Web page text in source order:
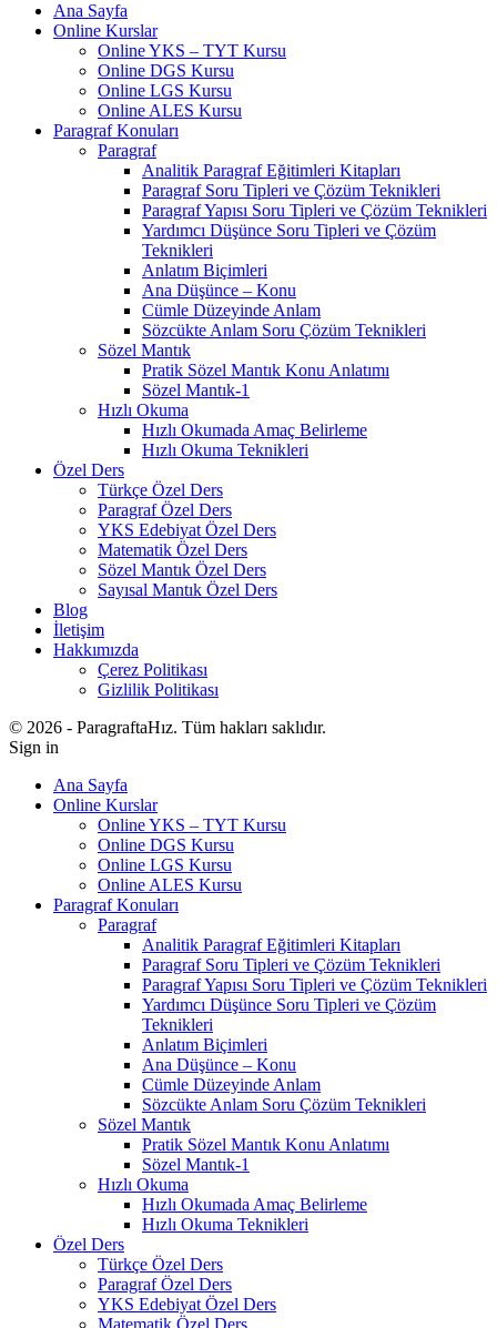
Ana Sayfa
Online Kurslar
Online YKS – TYT Kursu
Online DGS Kursu
Online LGS Kursu
Online ALES Kursu
Paragraf Konuları
Paragraf
Analitik Paragraf Eğitimleri Kitapları
Paragraf Soru Tipleri ve Çözüm Teknikleri
Paragraf Yapısı Soru Tipleri ve Çözüm Teknikleri
Yardımcı Düşünce Soru Tipleri ve Çözüm
Teknikleri
Anlatım Biçimleri
Ana Düşünce – Konu
Cümle Düzeyinde Anlam
Sözcükte Anlam Soru Çözüm Teknikleri
Sözel Mantık
Pratik Sözel Mantık Konu Anlatımı
Sözel Mantık-1
Hızlı Okuma
Hızlı Okumada Amaç Belirleme
Hızlı Okuma Teknikleri
Özel Ders
Türkçe Özel Ders
Paragraf Özel Ders
YKS Edebiyat Özel Ders
Matematik Özel Ders
Sözel Mantık Özel Ders
Sayısal Mantık Özel Ders
Blog
İletişim
Hakkımızda
Çerez Politikası
Gizlilik Politikası
© 2026 - ParagraftaHız. Tüm hakları saklıdır.
Sign in
Ana Sayfa
Online Kurslar
Online YKS – TYT Kursu
Online DGS Kursu
Online LGS Kursu
Online ALES Kursu
Paragraf Konuları
Paragraf
Analitik Paragraf Eğitimleri Kitapları
Paragraf Soru Tipleri ve Çözüm Teknikleri
Paragraf Yapısı Soru Tipleri ve Çözüm Teknikleri
Yardımcı Düşünce Soru Tipleri ve Çözüm
Teknikleri
Anlatım Biçimleri
Ana Düşünce – Konu
Cümle Düzeyinde Anlam
Sözcükte Anlam Soru Çözüm Teknikleri
Sözel Mantık
Pratik Sözel Mantık Konu Anlatımı
Sözel Mantık-1
Hızlı Okuma
Hızlı Okumada Amaç Belirleme
Hızlı Okuma Teknikleri
Özel Ders
Türkçe Özel Ders
Paragraf Özel Ders
YKS Edebiyat Özel Ders